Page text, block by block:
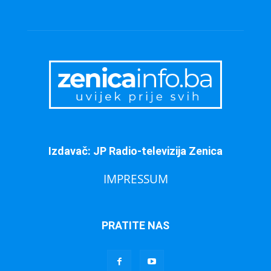
Izdavač: JP Radio-televizija Zenica
IMPRESSUM
PRATITE NAS